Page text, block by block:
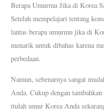
Berapa Umurmu Jika di Korea
Setelah mempelajari tentang
lantas berapa umurmu jika di
menarik untuk dibahas karena
perbedaan.
Namun, sebenarnya sangat
Anda. Cukup dengan
itulah umur Korea Anda